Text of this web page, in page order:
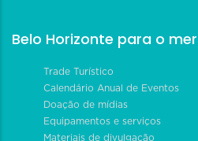
Belo Horizonte para o
Trade Turístico
Calendário Anual de Eventos
Doação de mídias
Equipamentos e serviços
Materiais de divulgação